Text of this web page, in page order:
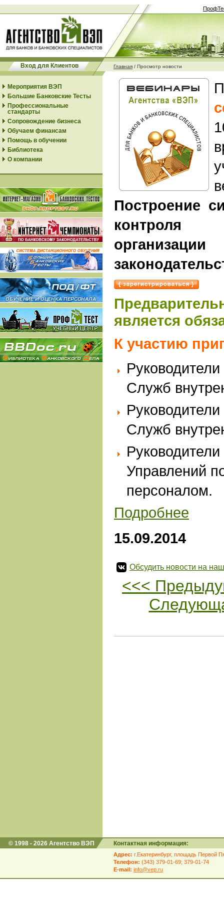
Вход для Клиентов Главная / Просмотр новости
Мероприятия ВЭП
Большие Банковские Тесты
Профессиональные
стандарты
Сопровождение бизнеса
Обучаем финансам
Помощь в обучении
Библиотека
О компании
Построение
является
К участию
Служб
Служб
Управлений
персоналом.
Подробнее
15.09.2014
Обсудить новости на
<<<
© 1998 - 2026 Агентство ВЭП Контактная информация:
Адрес: г.Екатеринбург, площадь Первой
Телефон: (343) 379-01-69; 379-01-74
E-mail: info@vep.ru